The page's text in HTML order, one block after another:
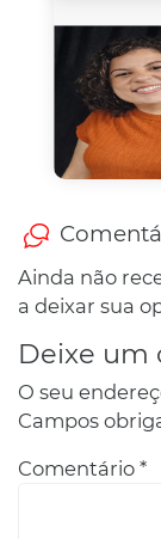
Ainda não
a deixar sua
Deixe um
O seu
Campos
Comentário *